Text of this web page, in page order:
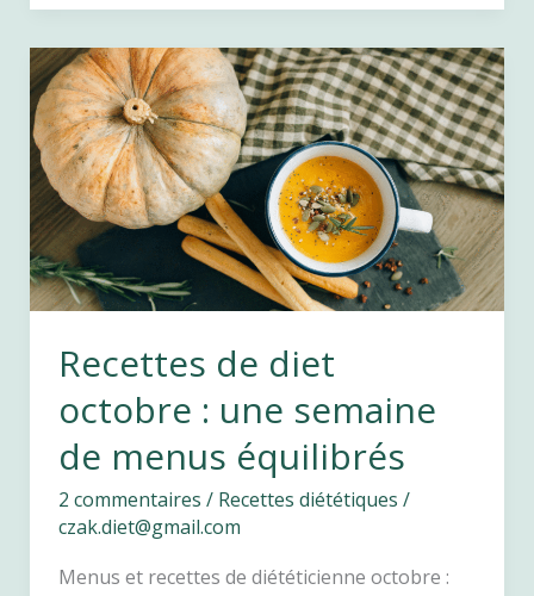
:
8
recettes
gourmandes
et
équilibrées
!
Recettes de diet
octobre : une semaine
de menus équilibrés
2 commentaires / Recettes diététiques /
czak.diet@gmail.com
Menus et recettes de diététicienne octobre :